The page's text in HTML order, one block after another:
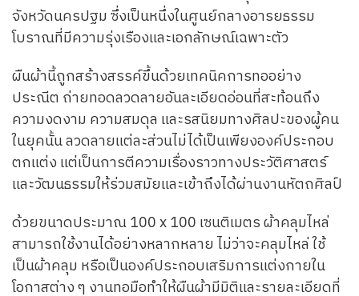
จังหวัดนครปฐม ซึ่งเป็นหนึ่งในศูนย์กลางอารยธรรม
โบราณที่มีความรุ่งเรืองและเอกลักษณ์เฉพาะตัว
ผืนผ้านี้ถูกสร้างสรรค์ขึ้นด้วยเทคนิคการทออย่าง
ประณีต ถ่ายทอดลวดลายอันละเอียดอ่อนที่สะท้อนถึง
ความงดงาม ความสมดุล และรสนิยมทางศิลปะของผู้คน
ในยุคนั้น ลวดลายแต่ละส่วนไม่ได้เป็นเพียงองค์ประกอบ
ตกแต่ง แต่เป็นการตีความเรื่องราวทางประวัติศาสตร์
และวัฒนธรรมให้ร่วมสมัยและเข้าถึงได้ผ่านงานหัตถศิลป์
ด้วยขนาดประมาณ 100 x 100 เซนติเมตร ผ้าคลุมไหล่
สามารถใช้งานได้อย่างหลากหลาย ไม่ว่าจะคลุมไหล่ ใช้
เป็นผ้าคลุม หรือเป็นองค์ประกอบเสริมการแต่งกายใน
โอกาสต่าง ๆ งานทอมือทำให้ผืนผ้ามีมิติและรายละเอียดที่